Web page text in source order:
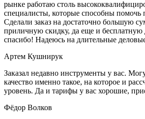
рынке работаю столь
специалисты, которые способны помочь
Сделали заказ на достаточно большую
приличную скидку, да еще и бесплатную
спасибо! Надеюсь на длительные
Артем Кушнирук
Заказал недавно инструменты у вас.
качество именно такое, на которое и
уровень. Да и тарифы у вас хорошие,
Фёдор Волков